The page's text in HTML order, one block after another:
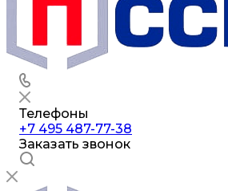
Телефоны
+7 495 487-77-38
Заказать звонок